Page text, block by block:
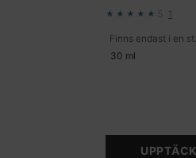
5
1
30 ml
UPPTÄCK